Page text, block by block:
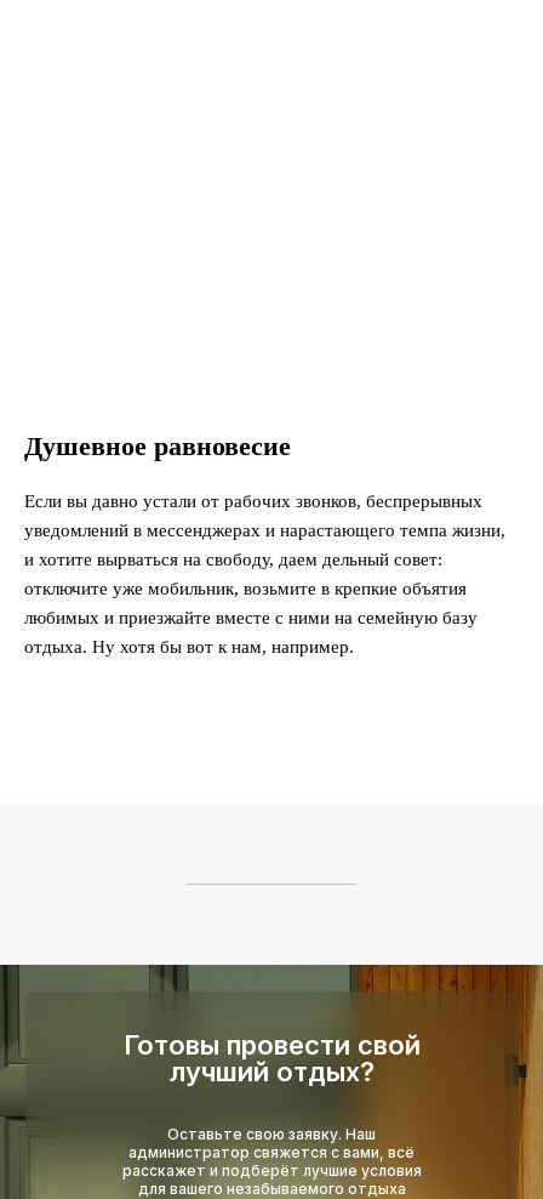
Душевное равновесие
Если вы давно устали от рабочих звонков, беспрерывных
уведомлений в мессенджерах и нарастающего темпа жизни,
и хотите вырваться на свободу, даем дельный совет:
отключите уже мобильник, возьмите в крепкие объятия
любимых и приезжайте вместе с ними на семейную базу
отдыха. Ну хотя бы вот к нам, например.
Готовы провести свой
лучший отдых?
Оставьте свою заявку. Наш
администратор свяжется с вами, всё
расскажет и подберёт лучшие условия
для вашего незабываемого отдыха